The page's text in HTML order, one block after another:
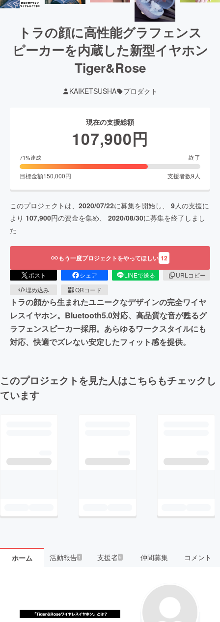
トラの顔に高性能グラフェンス
ピーカーを内蔵した新型イヤホン
Tiger&Rose
KAIKETSUSHA プロダクト
現在の支援総額
107,900円
71%達成 終了
目標金額150,000円 支援者数9 人
このプロジェクトは、 2020/07/22に募集を開始し、 9人の支援に
より 107,900円の資金を集め、 2020/08/30に募集を終了しまし
た
もう一度プロジェクトをやってほしい 12
ポスト シェア LINEで送る
URLコピー
埋め込み
QRコード
トラの顔から生まれたユニークなデザインの完全ワイヤ
レスイヤホン。Bluetooth5.0対応、高品質な音が甦るグ
ラフェンスピーカー採用。あらゆるワークスタイルにも
対応、快適でズレない安定したフィット感を提供。
このプロジェクトを見た人はこちらもチェックし
ています
ホーム 活動報告1 支援者9 仲間募集 コメント